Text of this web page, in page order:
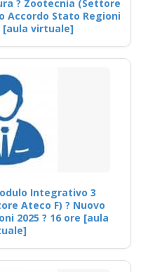
? Zootecnia (Settore
Accordo Stato Regioni
[aula virtuale]
Integrativo 3
Ateco F) ? Nuovo
2025 ? 16 ore [aula